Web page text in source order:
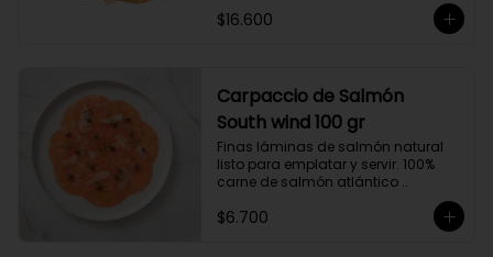
camarones son perfectos para
ensaladas, pastas, arroces y
Ricos en proteínas y listos para
comer, son una opción rápida y
nutritiva que añade un toque
gourmet a tus comidas.
$16.600
Carpaccio de Salmón
South wind 100 gr
Finas láminas de salmón natural
listo para emplatar y servir. 100%
carne de salmón atlántico
$6.700